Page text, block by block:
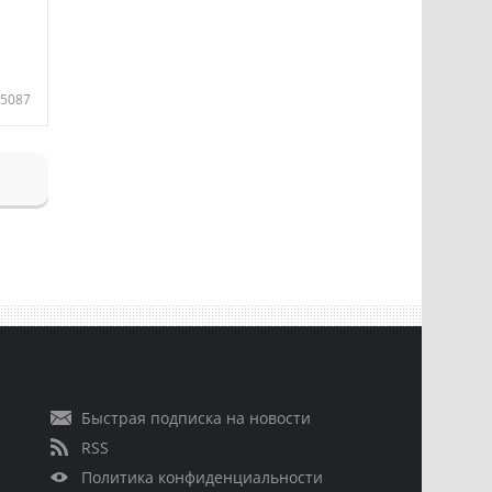
5087
Быстрая подписка на новости
RSS
Политика конфиденциальности